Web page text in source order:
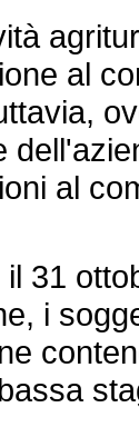
al
al
31
i